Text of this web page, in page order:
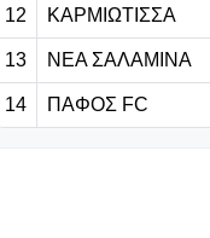
12 ΚΑΡΜΙΩΤΙΣΣΑ
13 ΝΕΑ ΣΑΛΑΜΙΝΑ
14 ΠΑΦΟΣ FC